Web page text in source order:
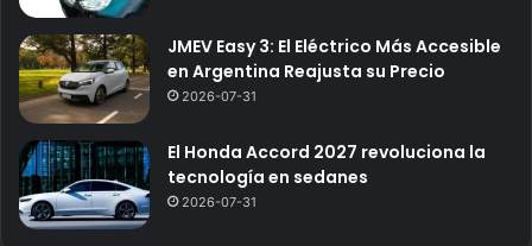
JMEV Easy 3: El Eléctrico Más Accesible
en Argentina Reajusta su Precio
2026-07-31
El Honda Accord 2027 revoluciona la
tecnología en sedanes
2026-07-31